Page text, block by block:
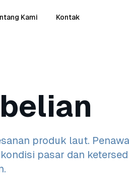
Kami Kontak
produk laut.
pasar dan